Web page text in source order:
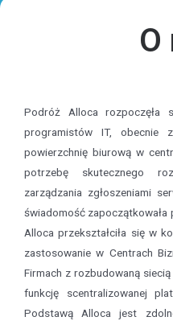
O
Podróż Alloca rozpoczęła
programistów IT, obecnie
powierzchnię biurową w
potrzebę skutecznego
zarządzania zgłoszeniami
świadomość zapoczątkowała
Alloca przekształciła się w
zastosowanie w Centrach
Firmach z rozbudowaną
funkcję scentralizowanej
Podstawą Alloca jest